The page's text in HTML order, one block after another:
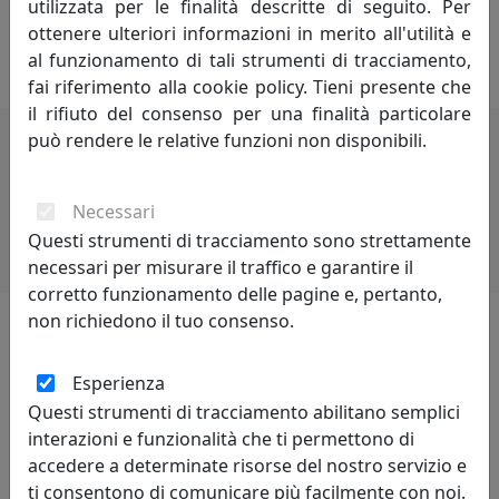
che viene vissuta con la disinvoltura e quel pizzico di
ironia che i tempi moderni richiedono.
utilizzata per le finalità descritte di seguito. Per
ottenere ulteriori informazioni in merito all'utilità e
al funzionamento di tali strumenti di tracciamento,
fai riferimento alla cookie policy. Tieni presente che
il rifiuto del consenso per una finalità particolare
può rendere le relative funzioni non disponibili.
Necessari
Questi strumenti di tracciamento sono strettamente
necessari per misurare il traffico e garantire il
corretto funzionamento delle pagine e, pertanto,
non richiedono il tuo consenso.
Esperienza
Questi strumenti di tracciamento abilitano semplici
interazioni e funzionalità che ti permettono di
accedere a determinate risorse del nostro servizio e
ti consentono di comunicare più facilmente con noi.